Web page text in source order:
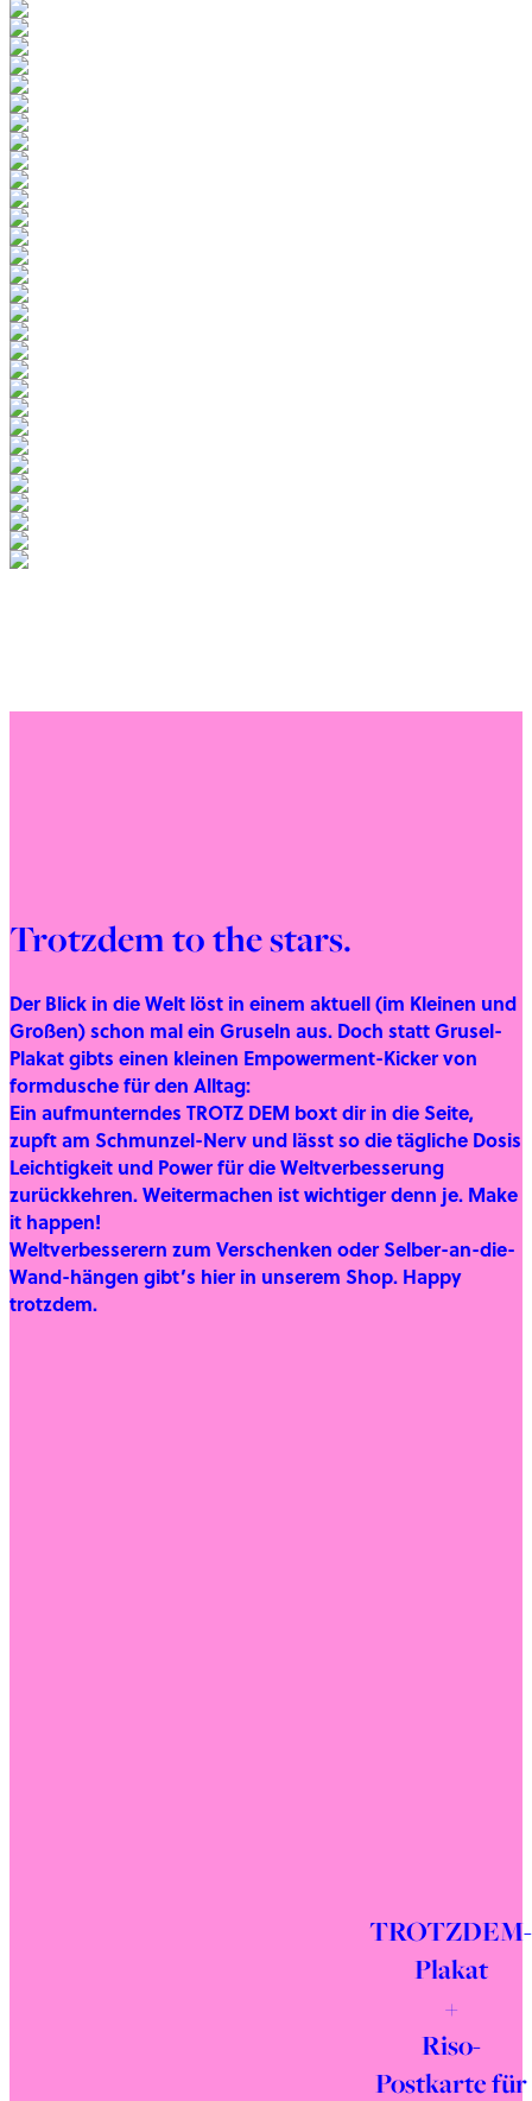
Trotzdem to the stars.
Der Blick in die Welt löst in einem aktuell (im Kleinen und
Großen) schon mal ein Gruseln aus. Doch statt Grusel-
Plakat gibts einen kleinen Empowerment-Kicker von
formdusche für den Alltag:
Ein aufmunterndes TROTZ DEM boxt dir in die Seite,
zupft am Schmunzel-Nerv und lässt so die tägliche Dosis
Leichtigkeit und Power für die Weltverbesserung
zurückkehren. Weitermachen ist wichtiger denn je. Make
it happen!
Weltverbesserern zum Verschenken oder Selber-an-die-
Wand-hängen gibt’s hier in unserem Shop. Happy
trotzdem.
TROTZDEM-
Plakat
+
Riso-
Postkarte für